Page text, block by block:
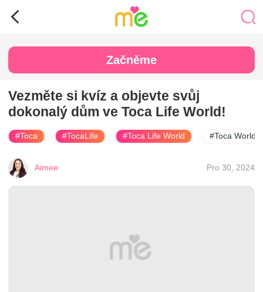
Začněme
Vezměte si kvíz a objevte svůj
dokonalý dům ve Toca Life World!
#Toca #TocaLife #Toca Life World #Toca World
Aimee Pro 30, 2024